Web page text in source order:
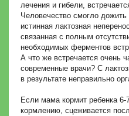
лечения и гибели,
Человечество смогло
истинная лактозная
связанная с полным
необходимых ферментов
А что же встречается очень
современные врачи? С
в результате неправильно
Если мама кормит ребенка 6-
кормлению, сцеживается